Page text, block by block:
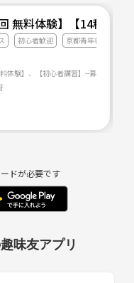
無料体験】【14種目
初心者歓迎 京都青年社交ダンス
ドが必要です
味友アプリ